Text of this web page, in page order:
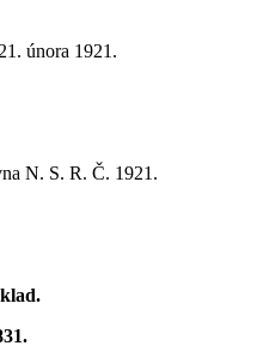
února 1921.
N. S. R. Č. 1921.